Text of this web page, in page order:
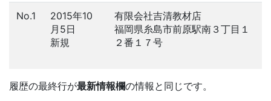
No.1
2015年10
月5日
新規
有限会社吉清教材店
福岡県糸島市前原駅南３丁目１
２番１７号
履歴の最終行が最新情報欄の情報と同じです。